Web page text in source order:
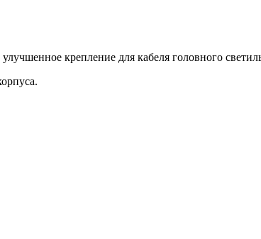
крепление для кабеля головного